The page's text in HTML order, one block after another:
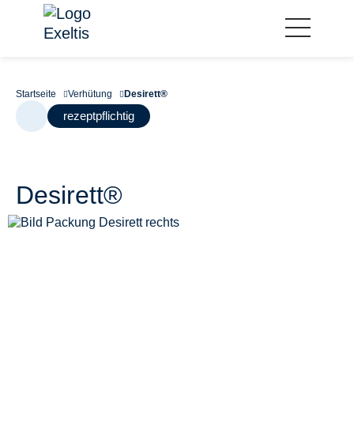
Startseite Verhütung Desirett®
rezeptpflichtig
Desirett®